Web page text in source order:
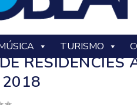
TURISMO
RESIDÈNCIES
2018